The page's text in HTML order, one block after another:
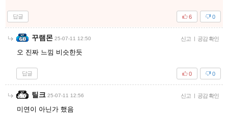
답글 0
6
꾸램몬 25-07-11 12:50 신고 | 공감 확인
오 진짜 느낌 비슷한듯
답글 0
0
틸크 25-07-11 12:56 신고 | 공감 확인
미연이 아닌가 했음